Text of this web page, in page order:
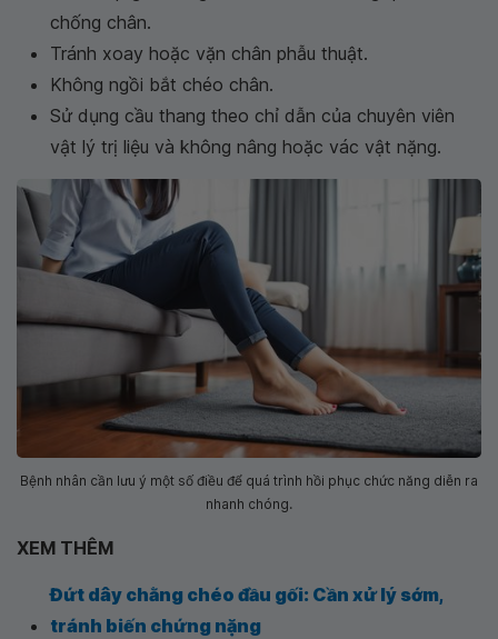
chống chân.
Tránh xoay hoặc vặn chân phẫu thuật.
Không ngồi bắt chéo chân.
Sử dụng cầu thang theo chỉ dẫn của chuyên viên
vật lý trị liệu và không nâng hoặc vác vật nặng.
Bệnh nhân cần lưu ý một số điều để quá trình hồi phục chức năng diễn ra
nhanh chóng.
XEM THÊM
Đứt dây chằng chéo đầu gối: Cần xử lý sớm,
tránh biến chứng nặng